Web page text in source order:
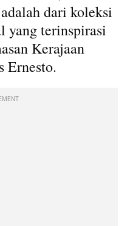
dari koleksi
yang terinspirasi
Kerajaan
Ernesto.